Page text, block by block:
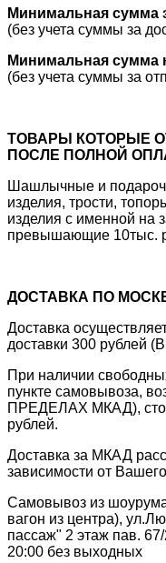
Минимальная сумма
(без учета суммы за
Минимальная сумма
(без учета суммы за
ТОВАРЫ КОТОРЫЕ
ПОСЛЕ ПОЛНОЙ
Шашлычные и
изделия, трости,
изделия с именной на
превышающие 10тыс.
ДОСТАВКА ПО
Доставка
доставки 300
При наличии
пункте самовывоза,
ПРЕДЕЛАХ МКАД),
рублей.
Доставка за МКАД
зависимости от
Самовывоз из
вагон из центра),
пассаж" 2 этаж пав.
20:00 без выходных